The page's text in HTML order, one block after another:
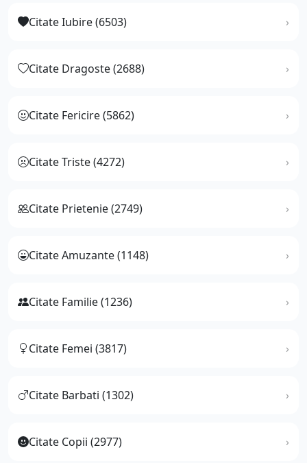
Citate Iubire (6503)
Citate Dragoste (2688)
Citate Fericire (5862)
Citate Triste (4272)
Citate Prietenie (2749)
Citate Amuzante (1148)
Citate Familie (1236)
Citate Femei (3817)
Citate Barbati (1302)
Citate Copii (2977)